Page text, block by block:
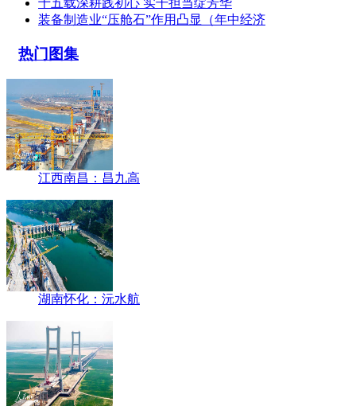
十五载深耕践初心 实干担当绽芳华
装备制造业“压舱石”作用凸显（年中经济
热门图集
江西南昌：昌九高
湖南怀化：沅水航